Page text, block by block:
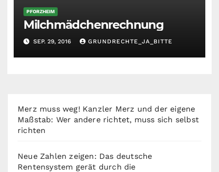
PFORZHEIM
Milchmädchenrechnung
SEP. 29, 2016 GRUNDRECHTE_JA_BITTE
Merz muss weg! Kanzler Merz und der eigene
Maßstab: Wer andere richtet, muss sich selbst
richten
Neue Zahlen zeigen: Das deutsche
Rentensystem gerät durch die